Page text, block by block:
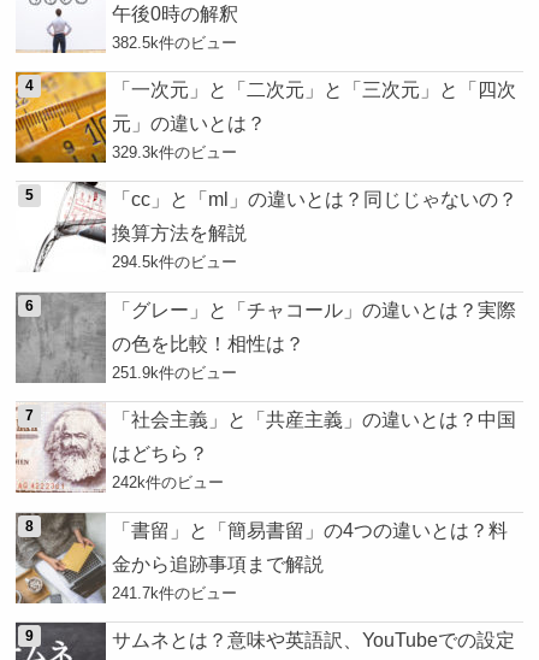
午後0時の解釈
382.5k件のビュー
「一次元」と「二次元」と「三次元」と「四次
元」の違いとは？
329.3k件のビュー
「cc」と「ml」の違いとは？同じじゃないの？
換算方法を解説
294.5k件のビュー
「グレー」と「チャコール」の違いとは？実際
の色を比較！相性は？
251.9k件のビュー
「社会主義」と「共産主義」の違いとは？中国
はどちら？
242k件のビュー
「書留」と「簡易書留」の4つの違いとは？料
金から追跡事項まで解説
241.7k件のビュー
サムネとは？意味や英語訳、YouTubeでの設定